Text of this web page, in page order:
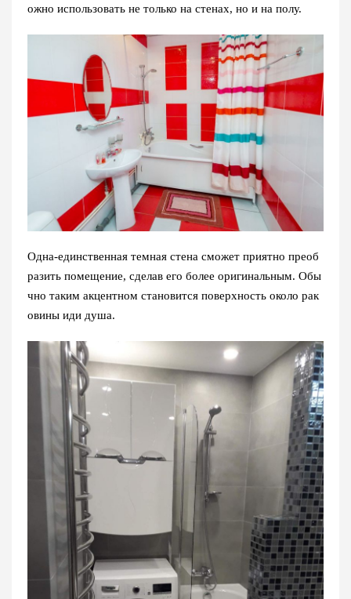
ожно использовать не только на стенах, но и на полу.
Одна-единственная темная стена сможет приятно преоб
разить помещение, сделав его более оригинальным. Обы
чно таким акцентном становится поверхность около рак
овины иди душа.